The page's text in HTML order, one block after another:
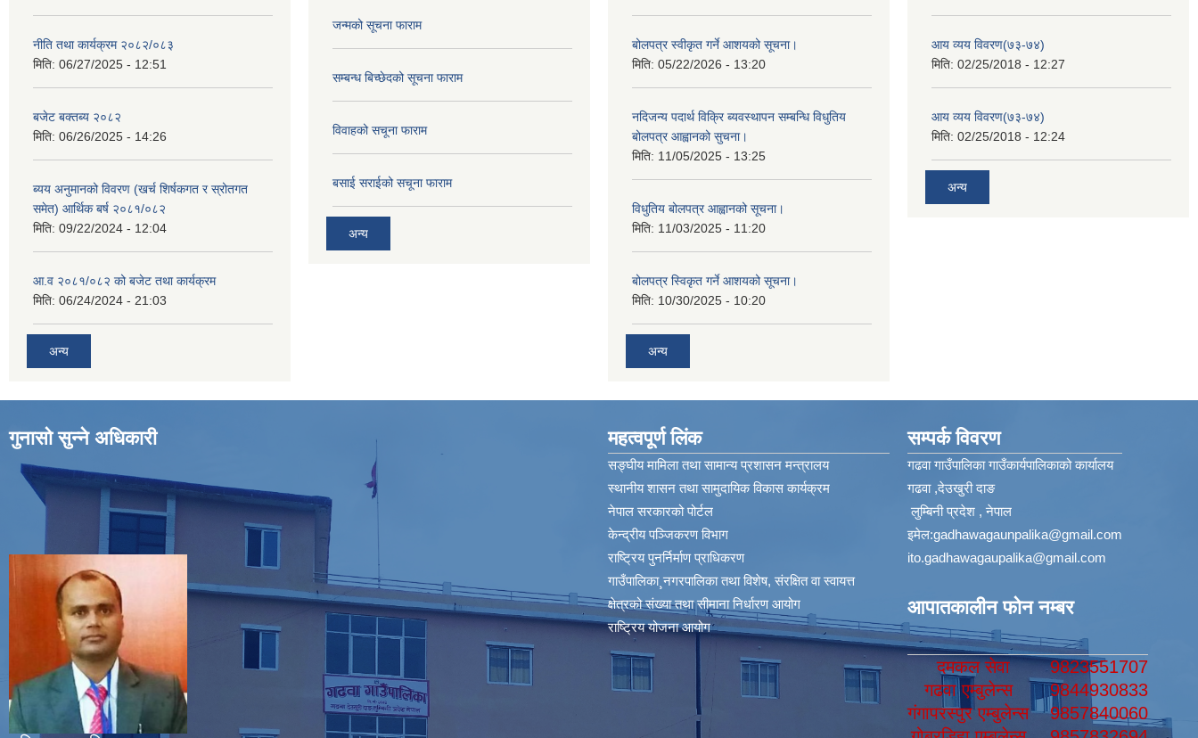
नीति तथा कार्यक्रम २०८२/०८३
मिति: 06/27/2025 - 12:51
बजेट बक्तब्य २०८२
मिति: 06/26/2025 - 14:26
ब्यय अनुमानको विवरण (खर्च शिर्षकगत र स्रोतगत
समेत) आर्थिक बर्ष २०८१/०८२
मिति: 09/22/2024 - 12:04
आ.व २०८१/०८२ को बजेट तथा कार्यक्रम
मिति: 06/24/2024 - 21:03
अन्य
जन्मको सूचना फाराम
सम्बन्ध बिच्छेदको सूचना फाराम
विवाहको सचूना फाराम
बसाई सराईको सचूना फाराम
अन्य
बोलपत्र स्वीकृत गर्ने आशयको सूचना।
मिति: 05/22/2026 - 13:20
नदिजन्य पदार्थ विक्रि ब्यवस्थापन सम्बन्धि विधुतिय
बोलपत्र आह्वानको सुचना।
मिति: 11/05/2025 - 13:25
विधुतिय बोलपत्र आह्वानको सूचना।
मिति: 11/03/2025 - 11:20
बोलपत्र स्विकृत गर्ने आशयको सूचना।
मिति: 10/30/2025 - 10:20
अन्य
आय व्यय विवरण(७३-७४)
मिति: 02/25/2018 - 12:27
आय व्यय विवरण(७३-७४)
मिति: 02/25/2018 - 12:24
अन्य
गुनासो सुन्ने अधिकारी महत्वपूर्ण लिंक
सङ्घीय मामिला तथा सामान्य प्रशासन मन्त्रालय
स्थानीय शासन तथा सामुदायिक विकास कार्यक्रम
नेपाल सरकारको पोर्टल
केन्द्रीय पञ्जिकरण विभाग
राष्ट्रिय पुनर्निर्माण प्राधिकरण
गाउँपालिका¸नगरपालिका तथा विशेष, संरक्षित वा स्वायत्त
क्षेत्रको संख्या तथा सीमाना निर्धारण आयोग​
राष्ट्रिय योजना आयोग
सम्पर्क विवरण
गढवा गाउँपालिका गाउँकार्यपालिकाको कार्यालय
गढवा ,देउखुरी दाङ
लुम्बिनी प्रदेश , नेपाल
इमेल:gadhawagaunpalika@gmail.com
ito.gadhawagaupalika@gmail.com
आपातकालीन फोन नम्बर
दमकल सेवा
9823551707
गढवा एम्बुलेन्स
9844930833
गंगापरस्पुर एम्बुलेन्स9857840060